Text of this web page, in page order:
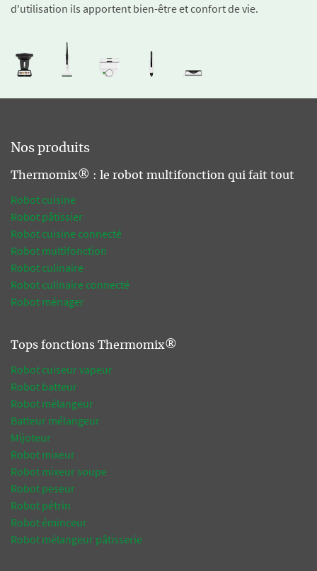
d'utilisation ils apportent bien-être et confort de vie.
Nos produits
Thermomix® : le robot multifonction qui fait tout
Robot cuisine
Robot pâtissier
Robot cuisine connecté
Robot multifonction
Robot culinaire
Robot culinaire connecté
Robot ménager
Tops fonctions Thermomix®
Robot cuiseur vapeur
Robot batteur
Robot mélangeur
Batteur mélangeur
Mijoteur
Robot mixeur
Robot mixeur soupe
Robot peseur
Robot pétrin
Robot éminceur
Robot mélangeur pâtisserie